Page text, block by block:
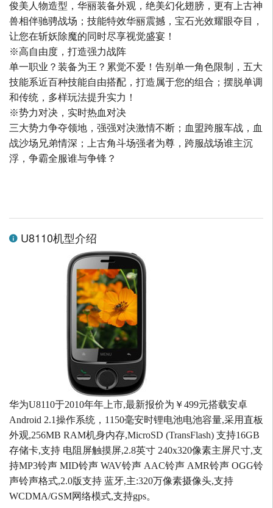
俊美人物造型，华丽装备外观，绝美幻化翅膀，更有上古神
兽相伴驰骋战场；技能特效华丽震撼，宝石光效耀眼夺目，
让您在斩妖除魔的同时尽享视觉盛宴！
※高自由度，打造强力战阵
单一职业？装备为王？累觉不爱！告别单一角色限制，五大
技能系近百种技能自由搭配，打造属于您的组合；摆脱单调
和传统，多样玩法提升实力！
※势力对决，实时热血对决
三大势力争夺领地，强强对决激情不断；血盟跨服车战，血
战沙场兄弟情深；上古角斗场强者为尊，跨服战场谁主沉
浮，争霸全服谁与争锋？
U8110机型介绍
华为U8110于2010年年上市,最新报价为￥499元搭载安卓
Android 2.1操作系统，1150毫安时锂电池电池容量,采用直板
外观,256MB RAM机身内存,MicroSD (TransFlash) 支持16GB
存储卡,支持 电阻屏触摸屏,2.8英寸 240x320像素主屏尺寸,支
持MP3铃声 MID铃声 WAV铃声 AAC铃声 AMR铃声 OGG铃
声铃声格式,2.0版支持 蓝牙,主:320万像素摄像头,支持
WCDMA/GSM网络模式,支持gps。